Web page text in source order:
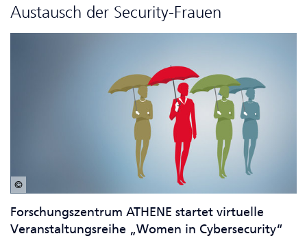
Austausch der Security-Frauen
© Fraunhofer SIT
Forschungs­zentrum ATHENE startet virtuelle
Veranstaltungsreihe „Women in Cyber­security“